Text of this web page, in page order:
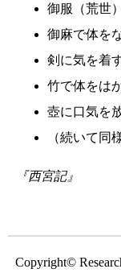
御服 （荒世）
御麻で体を
剣に気を着
竹で体をは
壺に口気を
（続いて同
『西宮記』
Copyright©